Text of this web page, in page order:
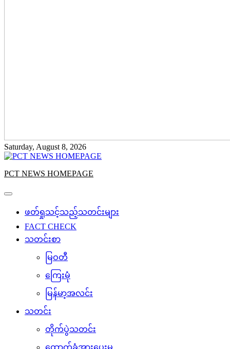
Saturday, August 8, 2026
PCT NEWS HOMEPAGE
ဖတ်ရှုသင့်သည့်သတင်းများ
FACT CHECK
သတင်းစာ
မြဝတီ
ကြေးမုံ
မြန်မာ့အလင်း
သတင်း
တိုက်ပွဲသတင်း
ထောက်ခံအားပေးမှု